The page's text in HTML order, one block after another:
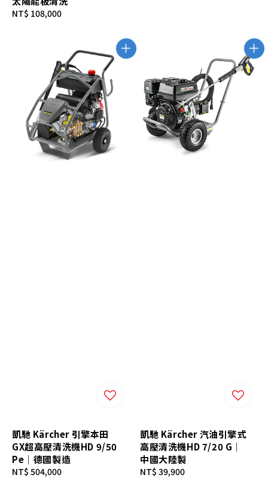
Regular
NT$ 108,000
凱馳 Kärcher 引擎本田
GX超高壓清洗機HD 9/50
Pe｜德國製造
Regular
NT$ 504,000
凱馳 Kärcher 汽油引擎式
高壓清洗機HD 7/20 G｜
中國大陸製
Regular
NT$ 39,900